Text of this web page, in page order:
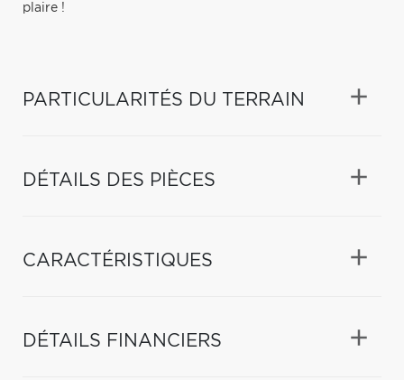
plaire !
PARTICULARITÉS DU TERRAIN
DÉTAILS DES PIÈCES
CARACTÉRISTIQUES
DÉTAILS FINANCIERS